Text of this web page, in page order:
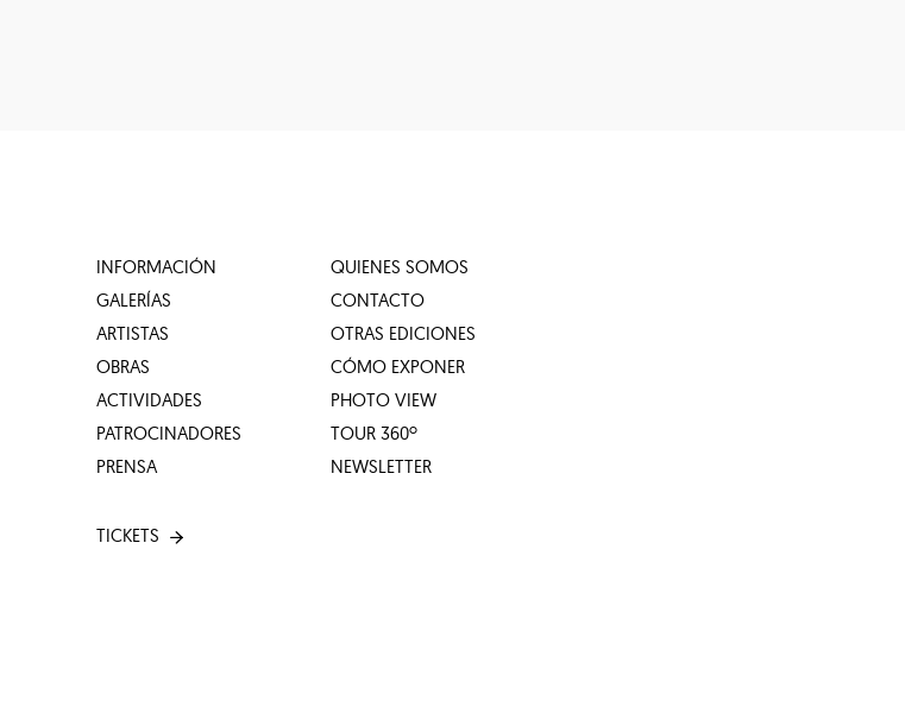
INFORMACIÓN
GALERÍAS
ARTISTAS
OBRAS
ACTIVIDADES
PATROCINADORES
PRENSA
TICKETS
QUIENES SOMOS
CONTACTO
OTRAS EDICIONES
CÓMO EXPONER
PHOTO VIEW
TOUR 360º
NEWSLETTER